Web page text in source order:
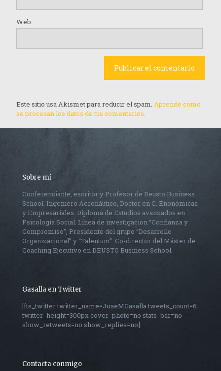
Web
Este sitio usa Akismet para reducir el spam. Aprende cómo
se procesan los datos de tus comentarios.
Sobre mí
Conferenciante, escritor y Profesor de Deusto Business
School. Ingeniero Aeronáutico, Doctor en C. Enonómicas
y Empresariales. Diploma de Estudios avanzados en
Psicología Social. Línea de investigacion “Confianza y
Compromiso”, Presidente del grupo “Desarrollo
Organizacional” y “Talentum”. Co-director del Máster de
Coaching Ejecutivo en DEUSTO Business School.
Gasalla en Twitter
[fts_twitter twitter_name=JoseMGasalla tweets_count=6
twitter_height=300px cover_photo=no stats_bar=no
show_retweets=no show_replies=no]
Contacta conmigo